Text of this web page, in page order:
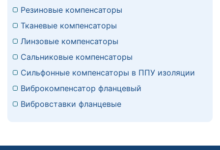
Резиновые компенсаторы
Тканевые компенсаторы
Линзовые компенсаторы
Сальниковые компенсаторы
Сильфонные компенсаторы в ППУ изоляции
Виброкомпенсатор фланцевый
Вибровставки фланцевые